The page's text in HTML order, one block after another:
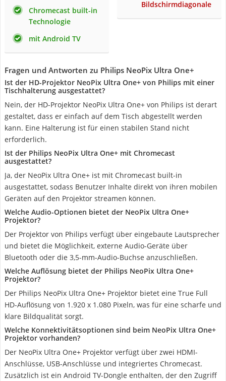
Chromecast built-in
Technologie
mit Android TV
Bildschirmdiagonale
Fragen und Antworten zu Philips NeoPix Ultra One+
Ist der HD-Projektor NeoPix Ultra One+ von Philips mit einer
Tischhalterung ausgestattet?
Nein, der HD-Projektor NeoPix Ultra One+ von Philips ist derart
gestaltet, dass er einfach auf dem Tisch abgestellt werden
kann. Eine Halterung ist für einen stabilen Stand nicht
erforderlich.
Ist der Philips NeoPix Ultra One+ mit Chromecast
ausgestattet?
Ja, der NeoPix Ultra One+ ist mit Chromecast built-in
ausgestattet, sodass Benutzer Inhalte direkt von ihren mobilen
Geräten auf den Projektor streamen können.
Welche Audio-Optionen bietet der NeoPix Ultra One+
Projektor?
Der Projektor von Philips verfügt über eingebaute Lautsprecher
und bietet die Möglichkeit, externe Audio-Geräte über
Bluetooth oder die 3,5-mm-Audio-Buchse anzuschließen.
Welche Auflösung bietet der Philips NeoPix Ultra One+
Projektor?
Der Philips NeoPix Ultra One+ Projektor bietet eine True Full
HD-Auflösung von 1.920 x 1.080 Pixeln, was für eine scharfe und
klare Bildqualität sorgt.
Welche Konnektivitätsoptionen sind beim NeoPix Ultra One+
Projektor vorhanden?
Der NeoPix Ultra One+ Projektor verfügt über zwei HDMI-
Anschlüsse, USB-Anschlüsse und integriertes Chromecast.
Zusätzlich ist ein Android TV-Dongle enthalten, der den Zugriff